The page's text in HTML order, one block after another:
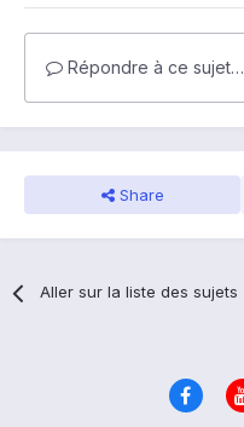
Répondre à ce sujet…
Share
Aller sur la liste des sujets